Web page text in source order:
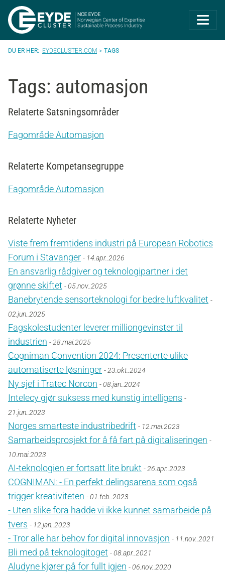
Eyde-Cluster |
EYDECLUSTER.COM TAGS
Tags: automasjon
Relaterte Satsningsområder
Fagområde Automasjon
Relaterte Kompetansegruppe
Fagområde Automasjon
Relaterte Nyheter
Viste frem fremtidens industri på European Robotics
Forum i Stavanger - 14.apr..2026
En ansvarlig rådgiver og teknologipartner i det
grønne skiftet - 05.nov..2025
Banebrytende sensorteknologi for bedre luftkvalitet -
02.jun..2025
Fagskolestudenter leverer milliongevinster til
industrien - 28.mai.2025
Cogniman Convention 2024: Presenterte ulike
automatiserte løsninger - 23.okt..2024
Ny sjef i Tratec Norcon - 08.jan..2024
Intelecy gjør suksess med kunstig intelligens -
21.jun..2023
Norges smarteste industribedrift - 12.mai.2023
Samarbeidsprosjekt for å få fart på digitaliseringen -
10.mai.2023
AI-teknologien er fortsatt lite brukt - 26.apr..2023
COGNIMAN: - En perfekt delingsarena som også
trigger kreativiteten - 01.feb..2023
- Uten slike fora hadde vi ikke kunnet samarbeide på
tvers - 12.jan..2023
- Tror alle har behov for digital innovasjon - 11.nov..2021
Bli med på teknologitoget - 08.apr..2021
Aludyne kjører på for fullt igjen - 06.nov..2020